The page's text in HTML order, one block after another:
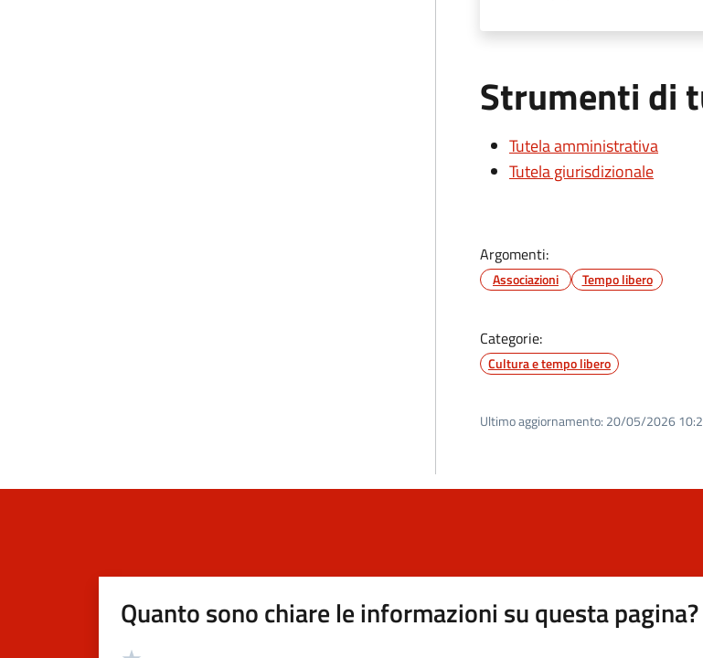
Strumenti di
Tutela amministrativa
Tutela giurisdizionale
Argomenti:
Associazioni Tempo libero
Categorie:
Cultura e tempo libero
Ultimo aggiornamento: 20/05/2026
Quanto sono chiare le informazioni su questa pagina?
Valutazione